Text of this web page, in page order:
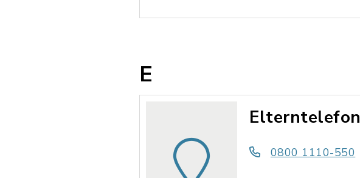
E
Elterntelefon
0800 1110-550